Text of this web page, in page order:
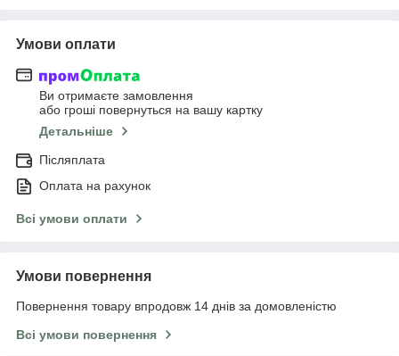
Умови оплати
Ви отримаєте замовлення
або гроші повернуться на вашу картку
Детальніше
Післяплата
Оплата на рахунок
Всі умови оплати
Умови повернення
Повернення товару впродовж 14 днів за домовленістю
Всі умови повернення